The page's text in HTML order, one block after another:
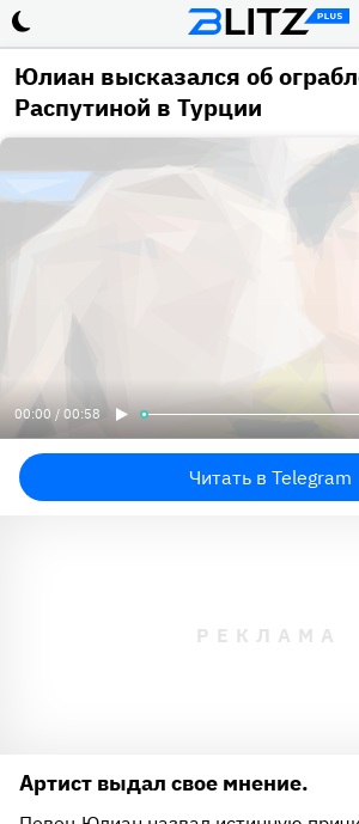
Юлиан высказался об
Распутиной в Турции
00:00 / 00:58
Читать в Telegram
Артист выдал свое мнение.